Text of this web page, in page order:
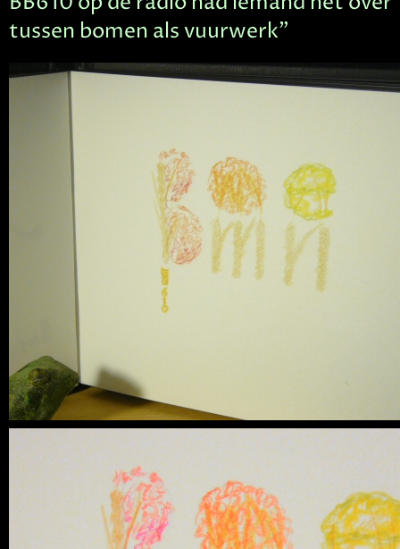
tussen bomen als vuurwerk”